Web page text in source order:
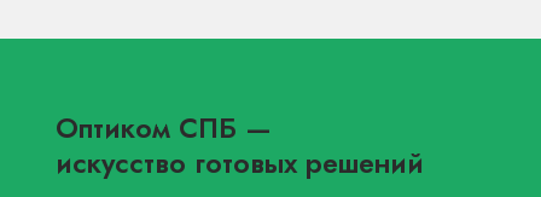
Оптиком СПБ —
искусство готовых решений